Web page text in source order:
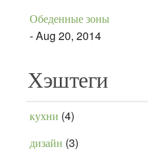
Обеденные зоны
- Aug 20, 2014
Хэштеги
кухни (4)
дизайн (3)